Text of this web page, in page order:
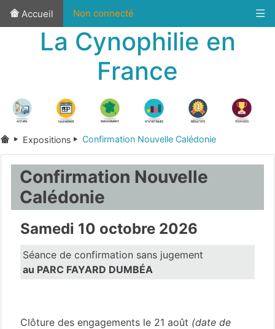
Accueil Non connecté
La Cynophilie en
France
Expositions Confirmation Nouvelle Calédonie
Confirmation Nouvelle
Calédonie
Samedi 10 octobre 2026
Séance de confirmation sans jugement
au PARC FAYARD DUMBÉA
Clôture des engagements le 21 août (date de